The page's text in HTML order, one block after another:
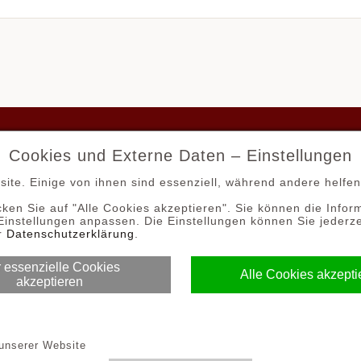
UND VERSAND
MEIN KONTO
BESTELLUNG
CONTACT US
COOKIES
Cookies und Externe Daten – Einstellungen
Einige von ihnen sind essenziell, während andere
Sie auf "Alle Cookies akzeptieren". Sie können die
anpassen. Die Einstellungen können Sie
Datenschutzerklärung
essenzielle Cookies
akzeptieren
Alle Cookies
Website